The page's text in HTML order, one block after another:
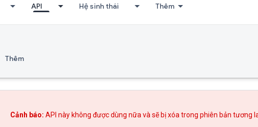
API Hệ sinh thái Thêm
Thêm
Cảnh báo: API này không được dùng nữa và sẽ bị xóa trong phiên bản tương